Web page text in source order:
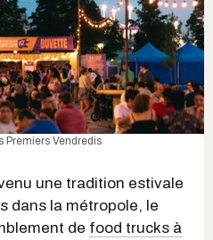
Premiers Vendredis
une tradition estivale
dans la métropole, le
de food trucks à